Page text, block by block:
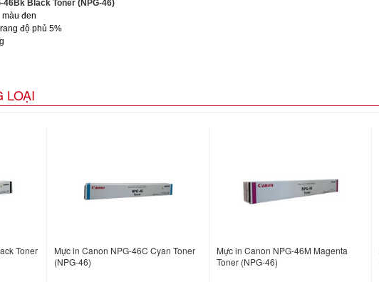
46Bk Black Toner (NPG-46)
màu đen
độ phủ 5%
LOẠI
Toner
Mực in Canon NPG-46C Cyan Toner
(NPG-46)
Mực in Canon NPG-46M Magenta
Toner (NPG-46)